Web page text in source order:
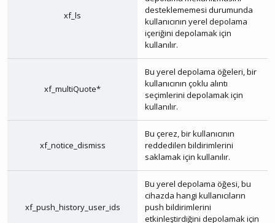
xf_ls
desteklememesi durumunda
kullanıcının yerel depolama
içeriğini depolamak için
kullanılır.
xf_multiQuote*
Bu yerel depolama öğeleri, bir
kullanıcının çoklu alıntı
seçimlerini depolamak için
kullanılır.
xf_notice_dismiss
Bu çerez, bir kullanıcının
reddedilen bildirimlerini
saklamak için kullanılır.
xf_push_history_user_ids
Bu yerel depolama öğesi, bu
cihazda hangi kullanıcıların
push bildirimlerini
etkinleştirdiğini depolamak için